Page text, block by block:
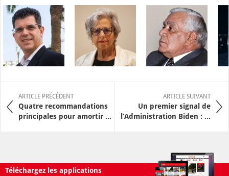
ARTICLE PRÉCÉDENT
Quatre recommandations
principales pour amortir ...
ARTICLE SUIVANT
Un premier signal de
l’Administration Biden : ...
Téléchargez les applications